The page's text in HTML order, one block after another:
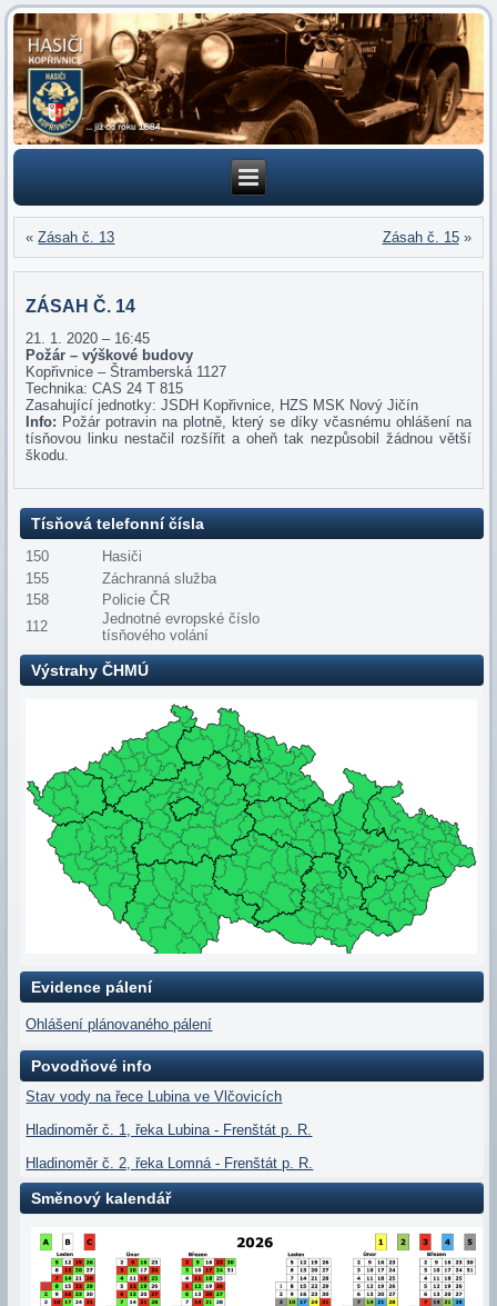
«Zásah č. 13 Zásah č. 15»
ZÁSAH Č. 14
21. 1. 2020 – 16:45
Požár – výškové budovy
Kopřivnice – Štramberská 1127
Technika: CAS 24 T 815
Zasahující jednotky: JSDH Kopřivnice, HZS MSK Nový Jičín
Info: Požár potravin na plotně, který se díky včasnému ohlášení na
tísňovou linku nestačil rozšířit a oheň tak nezpůsobil žádnou větší
škodu.
Tísňová telefonní čísla
150
Hasiči
155
Záchranná služba
158
Policie ČR
112
Jednotné evropské číslo
tísňového volání
Výstrahy ČHMÚ
Evidence pálení
Ohlášení plánovaného pálení
Povodňové info
Stav vody na řece Lubina ve Vlčovicích
Hladinoměr č. 1, řeka Lubina - Frenštát p. R.
Hladinoměr č. 2, řeka Lomná - Frenštát p. R.
Směnový kalendář